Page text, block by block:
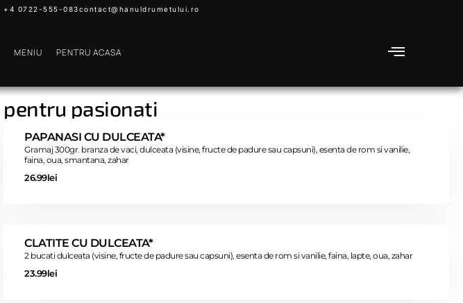
+4 0722-555-083contact@hanuldrumetului.ro
MENIU PENTRU ACASA
pentru pasionati
PAPANASI CU DULCEATA*
Gramaj 300gr. branza de vaci, dulceata (visine, fructe de padure sau capsuni), esenta de rom si vanilie,
faina, oua, smantana, zahar
26.99lei
CLATITE CU DULCEATA*
2 bucati dulceata (visine, fructe de padure sau capsuni), esenta de rom si vanilie, faina, lapte, oua, zahar
23.99lei